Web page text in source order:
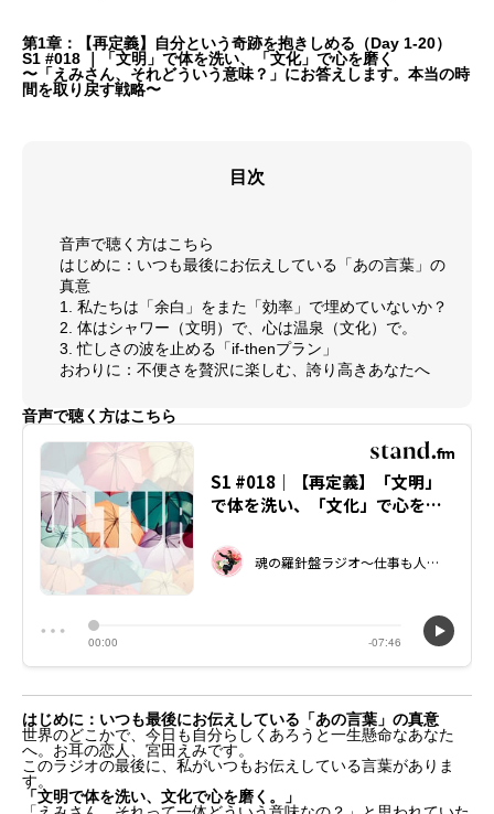
第1章：【再定義】自分という奇跡を抱きしめる（Day 1-20）
S1 #018 ｜「文明」で体を洗い、「文化」で心を磨く
〜「えみさん、それどういう意味？」にお答えします。本当の時
間を取り戻す戦略〜
目次
音声で聴く方はこちら
はじめに：いつも最後にお伝えしている「あの言葉」の
真意
1. 私たちは「余白」をまた「効率」で埋めていないか？
2. 体はシャワー（文明）で、心は温泉（文化）で。
3. 忙しさの波を止める「if-thenプラン」
おわりに：不便さを贅沢に楽しむ、誇り高きあなたへ
音声で聴く方はこちら
はじめに：いつも最後にお伝えしている「あの言葉」の真意
世界のどこかで、今日も自分らしくあろうと一生懸命なあなた
へ。お耳の恋人、宮田えみです。
このラジオの最後に、私がいつもお伝えしている言葉がありま
す。
「文明で体を洗い、文化で心を磨く。」